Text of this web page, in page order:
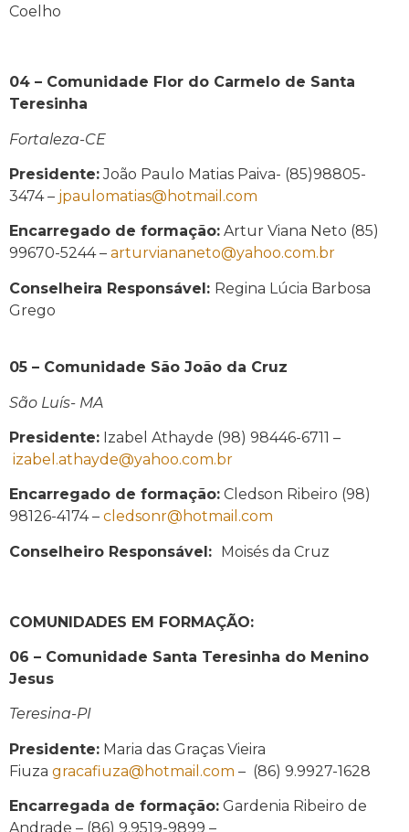
Coelho
04 – Comunidade Flor do Carmelo de Santa
Teresinha
Fortaleza-CE
Presidente:João Paulo Matias Paiva- (85)98805-
3474 – jpaulomatias@hotmail.com
Encarregado de formação: Artur Viana Neto (85)
99670-5244 – arturviananeto@yahoo.com.br
Conselheira Responsável: Regina Lúcia Barbosa
Grego
05 – Comunidade São João da Cruz
São Luís- MA
Presidente: Izabel Athayde (98) 98446-6711 –
izabel.athayde@yahoo.com.br
Encarregado de formação: Cledson Ribeiro (98)
98126-4174 – cledsonr@hotmail.com
Conselheiro Responsável: Moisés da Cruz
COMUNIDADES EM FORMAÇÃO:
06 – Comunidade Santa Teresinha do Menino
Jesus
Teresina-PI
Presidente: Maria das Graças Vieira
Fiuza gracafiuza@hotmail.com – (86) 9.9927-1628
Encarregada de formação: Gardenia Ribeiro de
Andrade – (86) 9.9519-9899 –